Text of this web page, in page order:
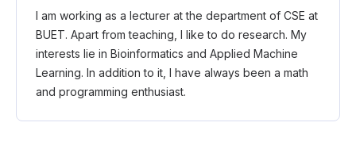
I am working as a lecturer at the department of CSE at
BUET. Apart from teaching, I like to do research. My
interests lie in Bioinformatics and Applied Machine
Learning. In addition to it, I have always been a math
and programming enthusiast.